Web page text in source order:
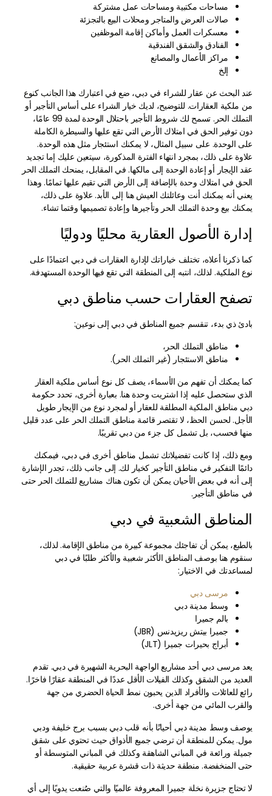
مساحات مكتبية ومساحات عمل مشتركة
صالات العرض والمتاجر ومحلات البيع بالتجزئة
معسكرات العمل وأماكن إقامة الموظفين
الفنادق والشقق الفندقية
مراكز الأعمال والمصانع
إلخ
عند البحث عن عقار للشراء في دبي، ضع في اعتبارك هذا الجانب كنوع
من ملكية العقارات. للتوضيح، لديك خيار الشراء على أساس التأجير أو
التملك الحر. تسمح لك شروط التأجير باحتلال الوحدة لمدة 99 عامًا،
دون توفير الحق في امتلاك الأرض التي تقع عليها والسيطرة الكاملة
على الوحدة. على سبيل المثال، لا يمكنك استئجار مثل هذه الوحدة.
علاوة على ذلك، بمجرد انتهاء الفترة المذكورة، سيتعين عليك إما تجديد
عقد الإيجار أو إعادة الوحدة إلى مالكها. في المقابل، يمنحك التملك الحر
الحق في امتلاك وحدة بالإضافة إلى الأرض التي تقيم عليها تمامًا. وهذا
يعني أنه يمكنك أنت وعائلتك العيش هنا إلى الأبد. علاوة على ذلك،
يمكنك بيع وحدة التملك الحر وتأجيرها وإعادة تصميمها وقتما تشاء.
إدارة الأصول العقارية محليًا ودوليًا
كما ذكرنا أعلاه، تختلف خياراتك لإدارة العقارات في دبي اعتمادًا على
نوع الملكية. لذلك، انتبه إلى المنطقة التي تقع فيها الوحدة المستهدفة.
تصفح العقارات حسب مناطق دبي
بادئ ذي بدء، تنقسم جميع المناطق في دبي إلى نوعين:
مناطق التملك الحر،
مناطق الاستئجار (غير التملك الحر).
كما يمكنك أن تفهم من الأسماء، يصف كل نوع أساس ملكية العقار
الذي ستحصل عليه إذا اشتريت وحدة هنا. بعبارة أخرى، تحدد حكومة
دبي مناطق الملكية المطلقة للعقار أو لمجرد نوع من الإيجار طويل
الأجل. لحسن الحظ، لا تقتصر قائمة مناطق التملك الحر على عدد قليل
منها فحسب، بل تشمل كل جزء من دبي تقريبًا.
ومع ذلك، إذا كانت تفضيلاتك تشمل مناطق أخرى في دبي، فيمكنك
دائمًا التفكير في مناطق التأجير كخيار لك. إلى جانب ذلك، تجدر الإشارة
إلى أنه في بعض الأحيان يمكن أن تكون هناك مشاريع للتملك الحر حتى
في مناطق التأجير.
المناطق الشعبية في دبي
بالطبع، يمكن أن تفاجئك مجموعة كبيرة من مناطق الإقامة. لذلك،
سنقوم هنا بوصف المناطق الأكثر شعبية والأكثر طلبًا في دبي
لمساعدتك في الاختيار:
مرسى دبي
وسط مدينة دبي
بالم جميرا
جميرا بيتش ريزيدنس (JBR)
أبراج بحيرات جميرا (JLT)
يعد مرسى دبي أحد مشاريع الواجهة البحرية الشهيرة في دبي. تقدم
العديد من الشقق وكذلك الفيلات الأقل عددًا في المنطقة عقارًا فاخرًا.
رائع للعائلات والأفراد الذين يحبون نمط الحياة الحضري من جهة
والقرب المائي من جهة أخرى.
يوصف وسط مدينة دبي أحيانًا بأنه قلب دبي بسبب برج خليفة ودبي
مول. يمكن للمنطقة أن ترضي جميع الأذواق حيث تحتوي على شقق
جميلة ورائعة في المباني الشاهقة وكذلك في المباني المتوسطة أو
حتى المنخفضة. منطقة حديثة ذات قشرة عربية حقيقية.
لا تحتاج جزيرة نخلة جميرا المعروفة عالميًا والتي صُنعت يدويًا إلى أي